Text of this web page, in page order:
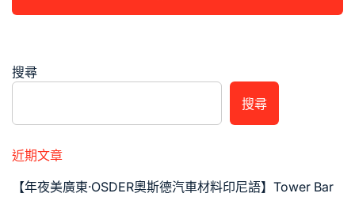
搜尋
搜尋
近期文章
【年夜美廣東·OSDER奧斯德汽車材料印尼語】Tower Bar